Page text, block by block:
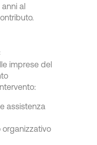
al
imprese del
assistenza
organizzativo